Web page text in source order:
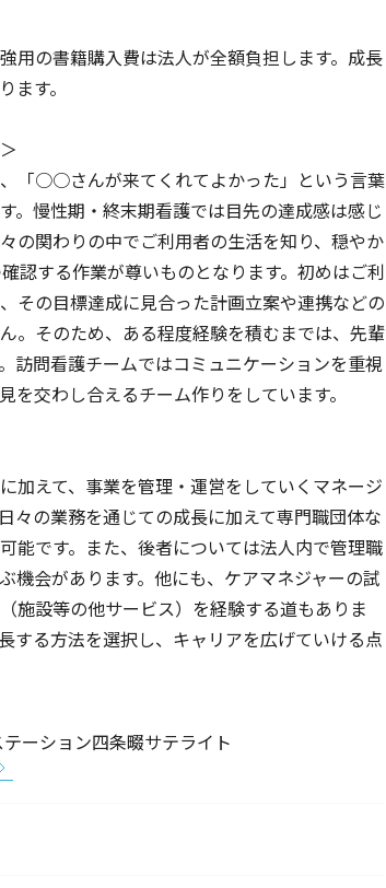
用の書籍購入費は法人が全額負担します。成長
ます。
「○○さんが来てくれてよかった」という言葉
。慢性期・終末期看護では目先の達成感は感じ
の関わりの中でご利用者の生活を知り、穏やか
認する作業が尊いものとなります。初めはご利
その目標達成に見合った計画立案や連携などの
。そのため、ある程度経験を積むまでは、先輩
訪問看護チームではコミュニケーションを重視
を交わし合えるチーム作りをしています。
加えて、事業を管理・運営をしていくマネージ
々の業務を通じての成長に加えて専門職団体な
能です。また、後者については法人内で管理職
機会があります。他にも、ケアマネジャーの試
施設等の他サービス）を経験する道もありま
する方法を選択し、キャリアを広げていける点
ーション四条畷サテライト